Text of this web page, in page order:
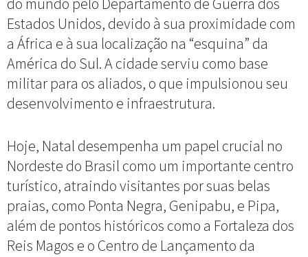
Estados Unidos, devido à sua proximidade com
a África e à sua localização na “esquina” da
América do Sul. A cidade serviu como base
militar para os aliados, o que impulsionou seu
desenvolvimento e infraestrutura.
Hoje, Natal desempenha um papel crucial no
Nordeste do Brasil como um importante centro
turístico, atraindo visitantes por suas belas
praias, como Ponta Negra, Genipabu, e Pipa,
além de pontos históricos como a Fortaleza dos
Reis Magos e o Centro de Lançamento da